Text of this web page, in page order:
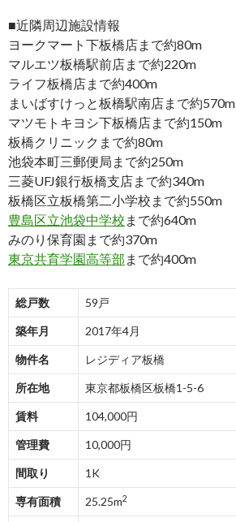
■近隣周辺施設情報
ヨークマート下板橋店まで約80m
マルエツ板橋駅前店まで約220m
ライフ板橋店まで約400m
まいばすけっと板橋駅南店まで約570m
マツモトキヨシ下板橋店まで約150m
板橋クリニックまで約80m
池袋本町三郵便局まで約250m
三菱UFJ銀行板橋支店まで約340m
板橋区立板橋第二小学校まで約550m
豊島区立池袋中学校 まで約640m
みのり保育園まで約370m
東京共育学園高等部 まで約400m
総戸数 59戸
築年月 2017年4月
物件名 レジディア板橋
所在地 東京都板橋区板橋1-5-6
賃料 104,000円
管理費 10,000円
間取り 1K
専有面積 25.25m2